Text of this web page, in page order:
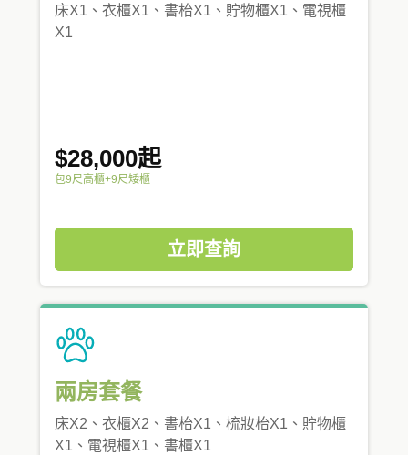
床X1、衣櫃X1、書枱X1、貯物櫃X1、電視櫃
X1
$28,000起
包9尺高櫃+9尺矮櫃
立即查詢
兩房套餐
床X2、衣櫃X2、書枱X1、梳妝枱X1、貯物櫃
X1、電視櫃X1、書櫃X1